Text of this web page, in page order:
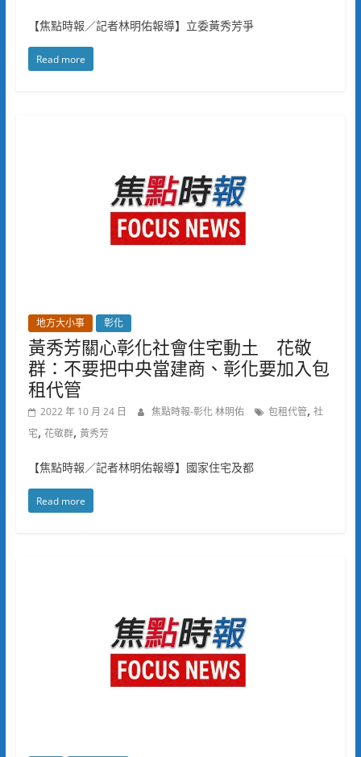
【焦點時報／記者林明佑報導】立委黃秀芳爭
Read more
地方大小事 彰化
黃秀芳關心彰化社會住宅動土 花敬
群：不要把中央當建商、彰化要加入包
租代管
2022 年 10 月 24 日 焦點時報-彰化 林明佑 包租代管, 社
宅, 花敬群, 黃秀芳
【焦點時報／記者林明佑報導】國家住宅及都
Read more